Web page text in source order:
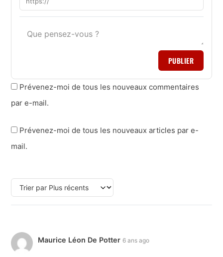
PUBLIER
Prévenez-moi de tous les nouveaux commentaires
par e-mail.
Prévenez-moi de tous les nouveaux articles par e-
mail.
Maurice Léon De Potter 6 ans ago